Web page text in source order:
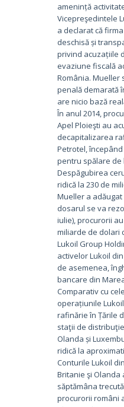
amenință
Vicepreşedintele
a declarat că
deschisă și
privind acuzațiile
evaziune fiscală
România. Mueller
penală demarată
are nicio bază
În anul 2014,
Apel Ploieşti au
decapitalizarea
Petrotel,
pentru spălare de
Despăgubirea
ridică la 230 de
Mueller a adăugat
dosarul se va
iulie), procurorii
miliarde de dolari
Lukoil Group
activelor Lukoil
de asemenea,
bancare din
Comparativ cu
operațiunile
rafinărie în Țările
staţii de
Olanda și
ridică la
Conturile Lukoil
Britanie şi Olanda
săptămâna
procurorii români